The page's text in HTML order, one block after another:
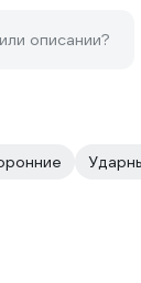
описании?